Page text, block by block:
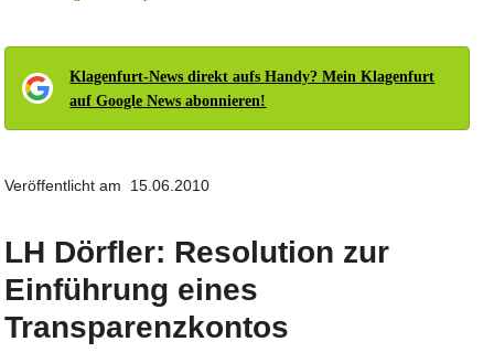
Klagenfurt-News direkt aufs Handy? Mein Klagenfurt
auf Google News abonnieren!
Veröffentlicht am 15.06.2010
LH Dörfler: Resolution zur
Einführung eines
Transparenzkontos